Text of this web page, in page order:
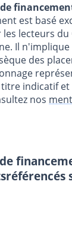
de
est basé
lecteurs du
Il
des
indicatif
nos